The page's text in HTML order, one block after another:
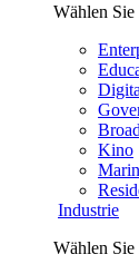
Wählen
Kino
Industrie
Wählen Sie